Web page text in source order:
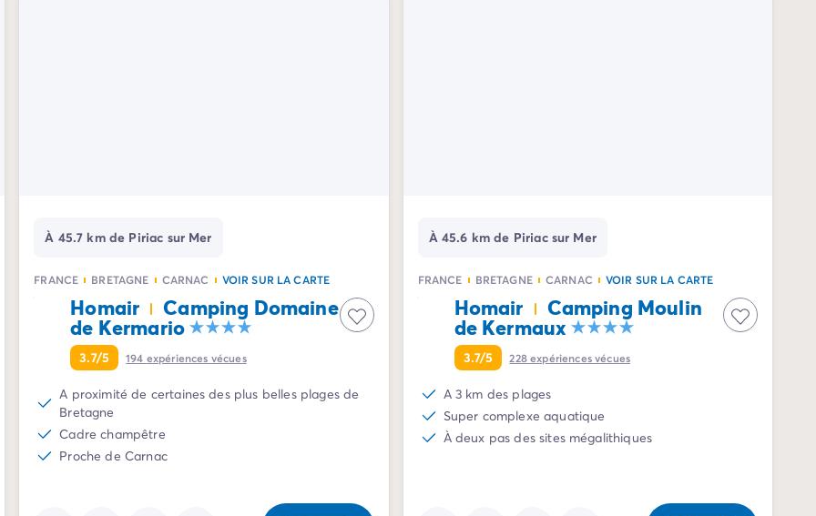
À 45.7 km de Piriac sur Mer
FRANCE BRETAGNE CARNAC VOIR SUR LA CARTE
Homair Camping Domaine
de Kermario
3.7/5 194 expériences vécues
A proximité de certaines des plus belles plages de
Bretagne
Cadre champêtre
Proche de Carnac
À 45.6 km de Piriac sur Mer
FRANCE BRETAGNE CARNAC VOIR SUR LA CARTE
Homair Camping Moulin
de Kermaux
3.7/5 228expériences vécues
A 3 km des plages
Super complexe aquatique
À deux pas des sites mégalithiques